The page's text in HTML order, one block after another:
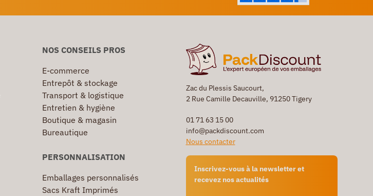
Zac du Plessis Saucourt,
2 Rue Camille Decauville, 91250 Tigery
01 71 63 15 00
info@packdiscount.com
Nous contacter
Inscrivez-vous à la newsletter et
recevez nos actualités
NOS CONSEILS PROS
E-commerce
Entrepôt & stockage
Transport & logistique
Entretien & hygiène
Boutique & magasin
Bureautique
PERSONNALISATION
Emballages personnalisés
Sacs Kraft Imprimés